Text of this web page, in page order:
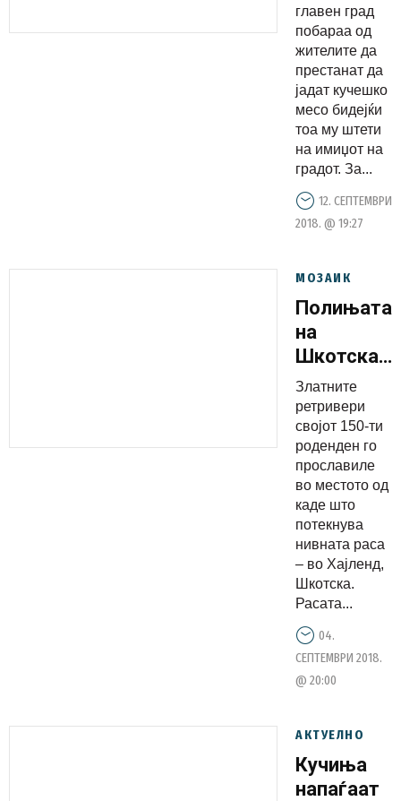
главен град
побараа од
жителите да
престанат да
јадат кучешко
месо бидејќи
тоа му штети
на имиџот на
градот. За...
12. СЕПТЕМВРИ
2018. @ 19:27
МОЗАИК
Полињата
на
Шкотска
се
со златни
ретривери
Златните
ретривери
својот 150-ти
роденден го
прославиле
во местото од
каде што
потекнува
нивната раса
– во Хајленд,
Шкотска.
Расата...
04.
СЕПТЕМВРИ 2018.
@ 20:00
АКТУЕЛНО
Кучиња
напаѓаат